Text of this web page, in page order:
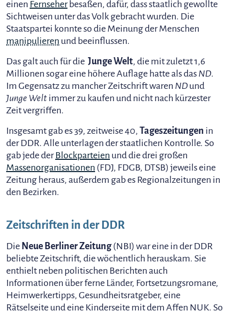
einen Fernseherbesaßen, dafür, dass staatlich gewollte
Sichtweisen unter das Volk gebracht wurden. Die
Staatspartei konnte so die Meinung der Menschen
manipulieren und beeinflussen.
Das galt auch für die Junge Welt, die mit zuletzt 1,6
Millionen sogar eine höhere Auflage hatte als das ND.
Im Gegensatz zu mancher Zeitschrift waren ND und
Junge Welt immer zu kaufen und nicht nach kürzester
Zeit vergriffen.
Insgesamt gab es 39, zeitweise 40, Tageszeitungen in
der DDR. Alle unterlagen der staatlichen Kontrolle. So
gab jede derBlockparteien und die drei großen
Massenorganisationen (FDJ, FDGB, DTSB) jeweils eine
Zeitung heraus, außerdem gab es Regionalzeitungen in
den Bezirken.
Zeitschriften in der DDR
Die Neue Berliner Zeitung(NBI) war eine in der DDR
beliebte Zeitschrift, die wöchentlich herauskam. Sie
enthielt neben politischen Berichten auch
Informationen über ferne Länder, Fortsetzungsromane,
Heimwerkertipps, Gesundheitsratgeber, eine
Rätselseite und eine Kinderseite mit dem Affen NUK. So